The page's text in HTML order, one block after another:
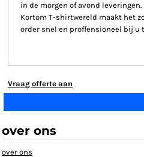
in de morgen of avond leveringen.
Kortom T-shirtwereld maakt het
order snel en proffensioneel bij u
Vraag offerte aan
over ons
over ons